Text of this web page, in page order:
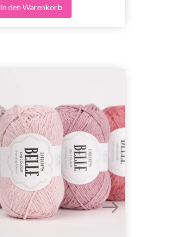
In den Warenkorb